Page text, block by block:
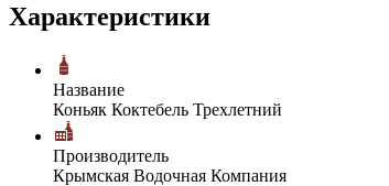
Характеристики
Название
Коньяк Коктебель Трехлетний
Производитель
Крымская Водочная Компания